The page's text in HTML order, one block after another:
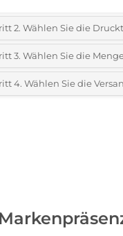
2. Wählen Sie die
Sie die Druck- und
(Auf der Vorderseite)
3. Wählen Sie die
wählen Sie Ihre
150
4. Wählen Sie die